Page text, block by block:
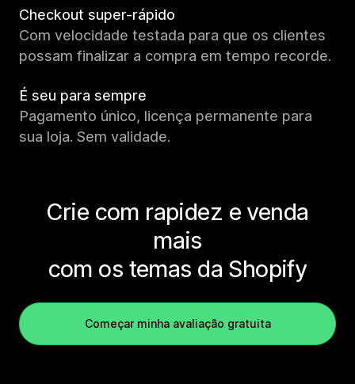
Checkout super-rápido
Com velocidade testada para que os clientes
possam finalizar a compra em tempo recorde.
É seu para sempre
Pagamento único, licença permanente para
sua loja. Sem validade.
Crie com rapidez e venda
mais
com os temas da Shopify
Começar minha avaliação gratuita